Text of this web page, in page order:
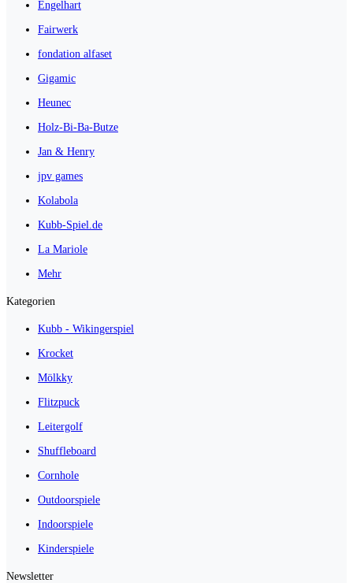
Engelhart
Fairwerk
fondation alfaset
Gigamic
Heunec
Holz-Bi-Ba-Butze
Jan & Henry
jpv games
Kolabola
Kubb-Spiel.de
La Mariole
Mehr
Kategorien
Kubb - Wikingerspiel
Krocket
Mölkky
Flitzpuck
Leitergolf
Shuffleboard
Cornhole
Outdoorspiele
Indoorspiele
Kinderspiele
Newsletter